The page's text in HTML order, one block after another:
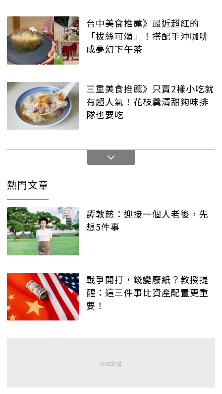
台中美食推薦》最近超紅的
「拔絲可頌」！搭配手沖咖啡
成夢幻下午茶
三重美食推薦》只賣2樣小吃就
有超人氣！花枝羹清甜夠味排
隊也要吃
熱門文章
譚敦慈：迎接一個人老後，先
想5件事
戰爭開打，錢變廢紙？教授提
醒：這三件事比資產配置更重
要！